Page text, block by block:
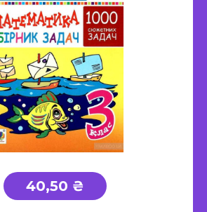
40,50 ₴